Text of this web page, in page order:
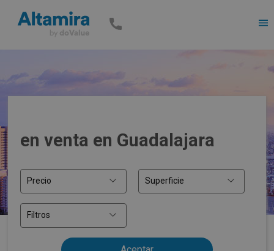
en venta en Guadalajara
Precio Superficie
Filtros